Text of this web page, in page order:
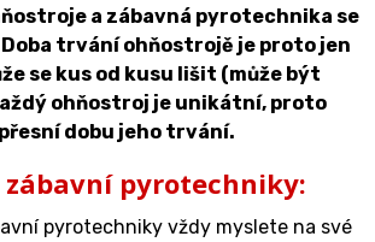
a zábavná pyrotechnika se
trvání ohňostrojě je proto jen
se kus od kusu lišit (může být
ohňostroj je unikátní, proto
dobu jeho trvání.
zábavní pyrotechniky:
pyrotechniky vždy myslete na své